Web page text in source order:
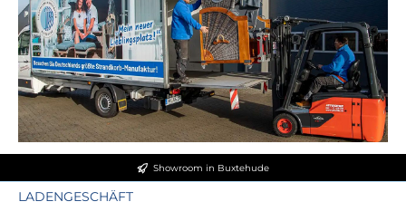
Showroom in Buxtehude
LADENGESCHÄFT